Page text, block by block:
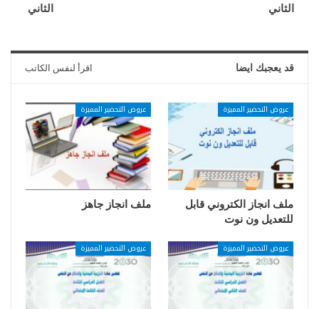
الثاني
الثاني
قد يعجبك ايضا اقرأ لنفس الكاتب
عروض التحضير المميزة
ملف انجاز الكتروني قابل
للتعديل ون نوت
عروض التحضير المميزة
ملف انجاز جاهز
عروض التحضير المميزة عروض التحضير المميزة